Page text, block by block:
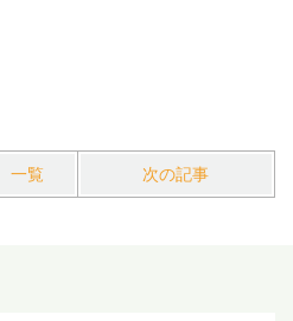
一覧 次の記事